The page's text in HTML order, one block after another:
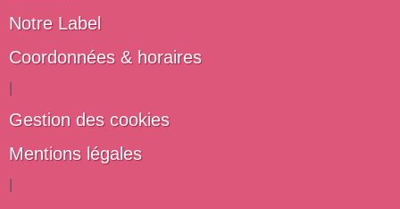
Notre Label
Coordonnées & horaires
Gestion des cookies
Mentions légales